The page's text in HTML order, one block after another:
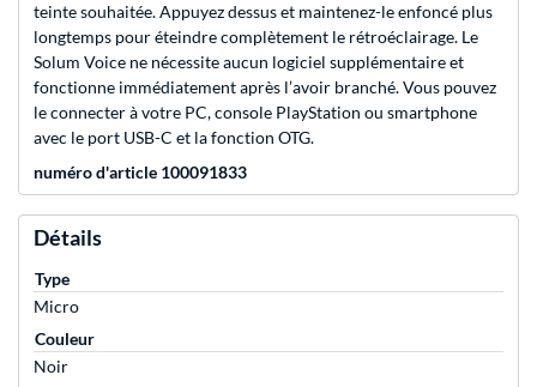
teinte souhaitée. Appuyez dessus et maintenez-le enfoncé plus
longtemps pour éteindre complètement le rétroéclairage. Le
Solum Voice ne nécessite aucun logiciel supplémentaire et
fonctionne immédiatement après l’avoir branché. Vous pouvez
le connecter à votre PC, console PlayStation ou smartphone
avec le port USB-C et la fonction OTG.
numéro d'article 100091833
Détails
Type
Micro
Couleur
Noir